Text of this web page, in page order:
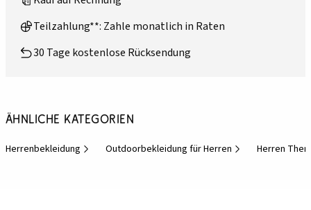
Teilzahlung**: Zahle monatlich in Raten
30 Tage kostenlose Rücksendung
Ähnliche Kategorien
Herrenbekleidung Outdoorbekleidung für Herren Herren